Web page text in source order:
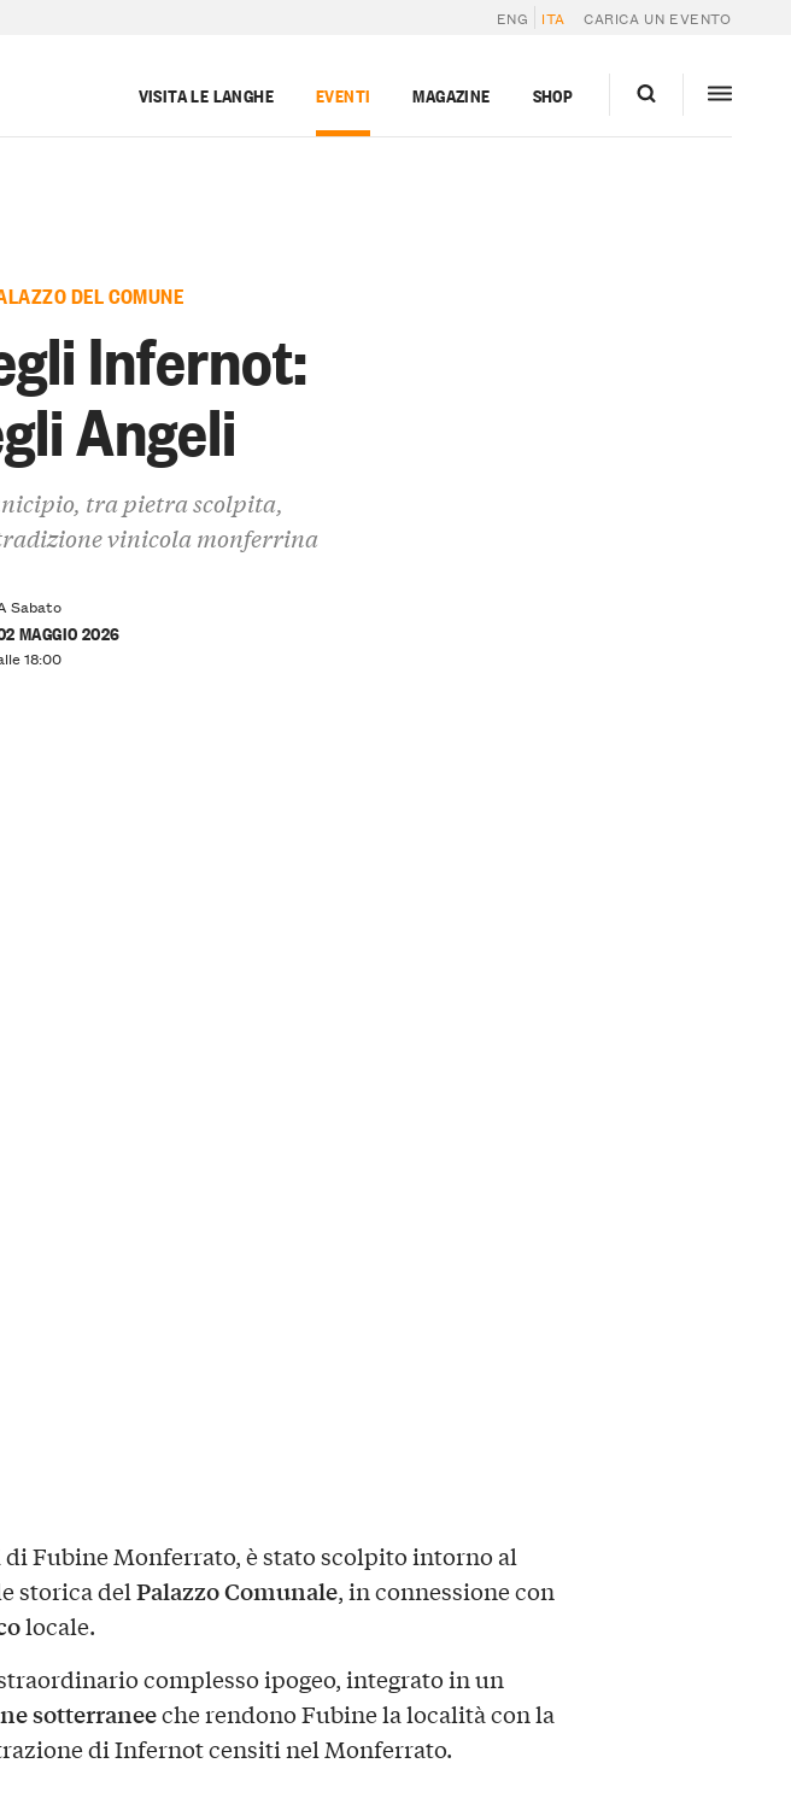
ENG ITA CARICA UN EVENTO
VISITA LE LANGHE EVENTI MAGAZINE SHOP
DEL COMUNE
Infernot:
Angeli
tra pietra scolpita,
vinicola monferrina
Sabato
MAGGIO 2026
18:00
Fubine Monferrato, è stato scolpito intorno al
storica delPalazzo Comunale, in connessione con
locale.
complesso ipogeo, integrato in un
sotterraneeche rendono Fubine la località con la
di Infernot censiti nel Monferrato.